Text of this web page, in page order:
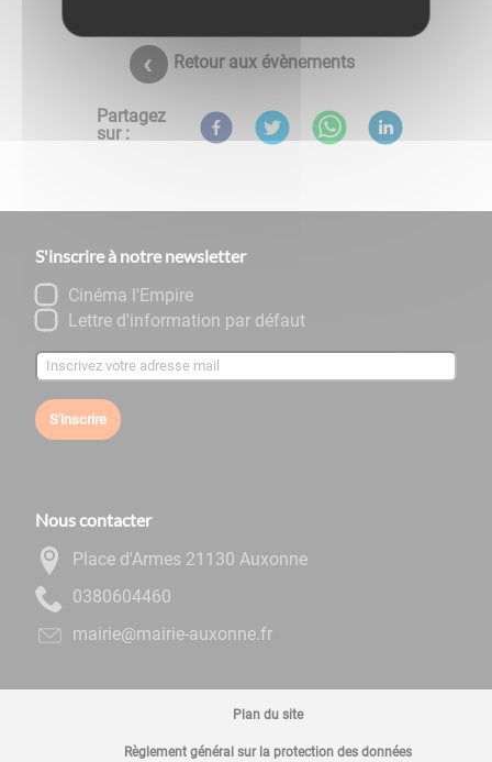
Retour aux évènements
Partagez
sur :
S'inscrire à notre newsletter
Cinéma l'Empire
Lettre d'information par défaut
S'inscrire
Nous contacter
Place d'Armes 21130 Auxonne
0644060830
rf.ennoxua-eiriam@eiriam
Plan du site
Règlement général sur la protection des données